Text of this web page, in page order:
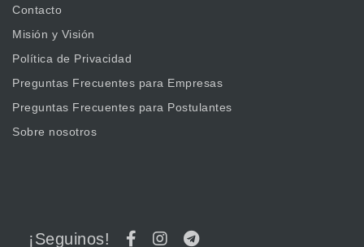
Contacto
Misión y Visión
Política de Privacidad
Preguntas Frecuentes para Empresas
Preguntas Frecuentes para Postulantes
Sobre nosotros
¡Seguinos!